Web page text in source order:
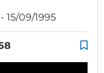
15/09/1995